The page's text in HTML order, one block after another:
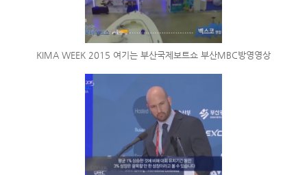
KIMA WEEK 2015 여기는 부산국제보트쇼 부산MBC방영영상